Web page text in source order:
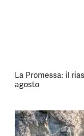
La Promessa: il
agosto